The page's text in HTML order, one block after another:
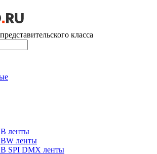
класса
ленты
ленты
SPI DMX ленты